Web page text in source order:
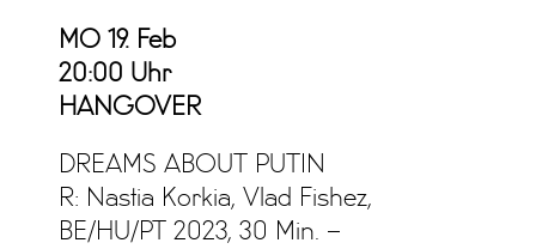
MO 19. Feb
20:00 Uhr
HANGOVER
DREAMS ABOUT PUTIN
R: Nastia Korkia, Vlad Fishez,
BE/HU/PT 2023, 30 Min. –